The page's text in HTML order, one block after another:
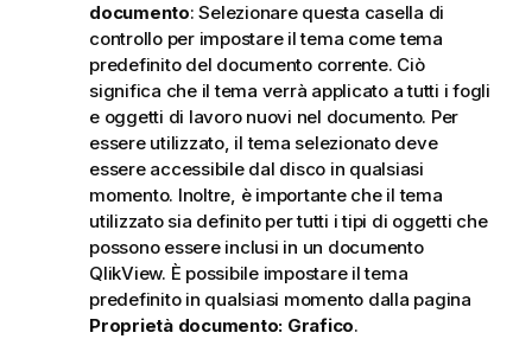
documento: Selezionare questa casella di
controllo per impostare il tema come tema
predefinito del documento corrente. Ciò
significa che il tema verrà applicato a tutti i fogli
e oggetti di lavoro nuovi nel documento. Per
essere utilizzato, il tema selezionato deve
essere accessibile dal disco in qualsiasi
momento. Inoltre, è importante che il tema
utilizzato sia definito per tutti i tipi di oggetti che
possono essere inclusi in un documento
QlikView. È possibile impostare il tema
predefinito in qualsiasi momento dalla pagina
Proprietà documento: Grafico.